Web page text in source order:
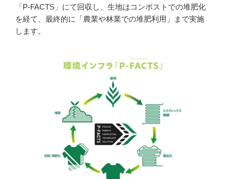
「P-FACTS」にて回収し、生地はコンポストでの堆肥化
を経て、最終的に「農業や林業での堆肥利用」まで実施
します。